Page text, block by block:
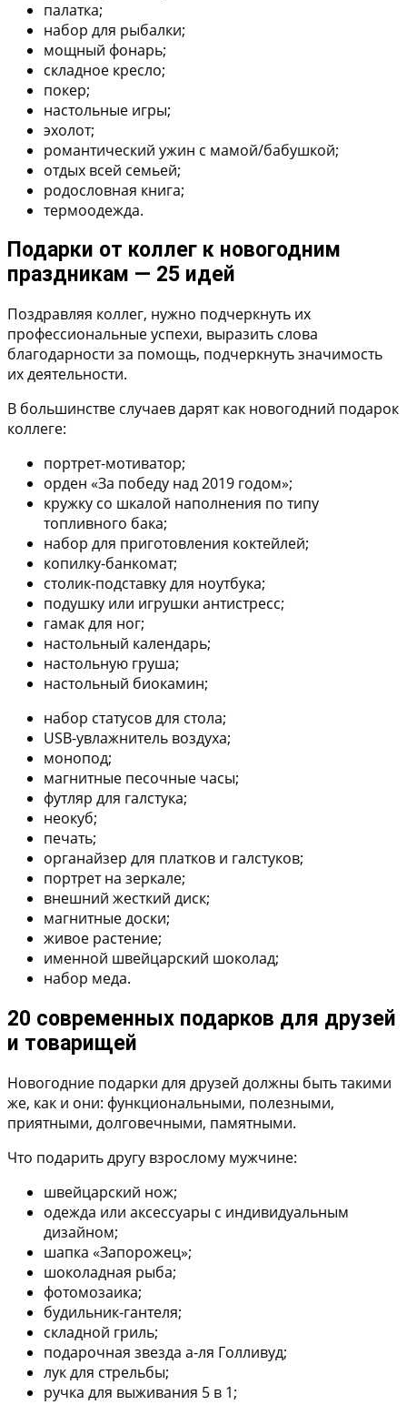
палатка;
набор для рыбалки;
мощный фонарь;
складное кресло;
покер;
настольные игры;
эхолот;
романтический ужин с мамой/бабушкой;
отдых всей семьей;
родословная книга;
термоодежда.
Подарки от коллег к новогодним
праздникам — 25 идей
Поздравляя коллег, нужно подчеркнуть их
профессиональные успехи, выразить слова
благодарности за помощь, подчеркнуть значимость
их деятельности.
В большинстве случаев дарят как новогодний подарок
коллеге:
портрет-мотиватор;
орден «За победу над 2019 годом»;
кружку со шкалой наполнения по типу
топливного бака;
набор для приготовления коктейлей;
копилку-банкомат;
столик-подставку для ноутбука;
подушку или игрушки антистресс;
гамак для ног;
настольный календарь;
настольную груша;
настольный биокамин;
набор статусов для стола;
USB-увлажнитель воздуха;
монопод;
магнитные песочные часы;
футляр для галстука;
неокуб;
печать;
органайзер для платков и галстуков;
портрет на зеркале;
внешний жесткий диск;
магнитные доски;
живое растение;
именной швейцарский шоколад;
набор меда.
20 современных подарков для друзей
и товарищей
Новогодние подарки для друзей должны быть такими
же, как и они: функциональными, полезными,
приятными, долговечными, памятными.
Что подарить другу взрослому мужчине:
швейцарский нож;
одежда или аксессуары с индивидуальным
дизайном;
шапка «Запорожец»;
шоколадная рыба;
фотомозаика;
будильник-гантеля;
складной гриль;
подарочная звезда а-ля Голливуд;
лук для стрельбы;
ручка для выживания 5 в 1;